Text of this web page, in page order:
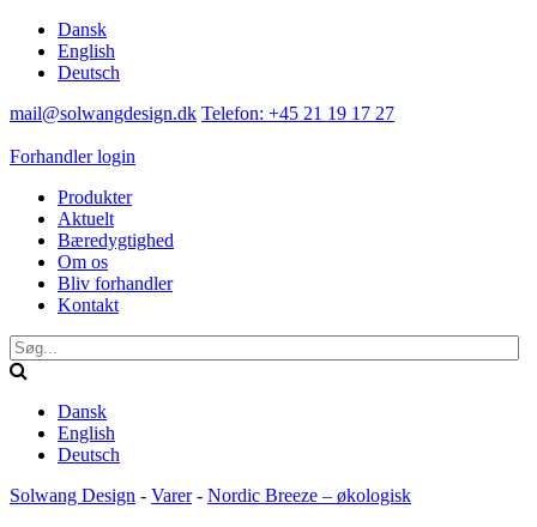
Dansk
English
Deutsch
mail@solwangdesign.dk Telefon: +45 21 19 17 27
Forhandler login
Produkter
Aktuelt
Bæredygtighed
Om os
Bliv forhandler
Kontakt
Dansk
English
Deutsch
Solwang Design - Varer- Nordic Breeze – økologisk